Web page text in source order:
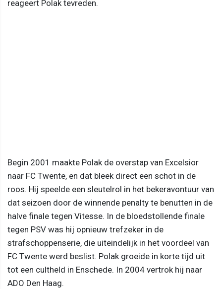
reageert Polak tevreden.
Begin 2001 maakte Polak de overstap van Excelsior
naar FC Twente, en dat bleek direct een schot in de
roos. Hij speelde een sleutelrol in het bekeravontuur van
dat seizoen door de winnende penalty te benutten in de
halve finale tegen Vitesse. In de bloedstollende finale
tegen PSV was hij opnieuw trefzeker in de
strafschoppenserie, die uiteindelijk in het voordeel van
FC Twente werd beslist. Polak groeide in korte tijd uit
tot een cultheld in Enschede. In 2004 vertrok hij naar
ADO Den Haag.